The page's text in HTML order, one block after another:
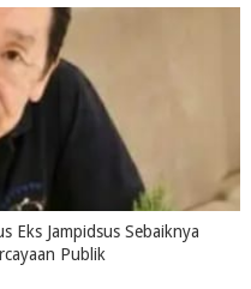
Eks Jampidsus Sebaiknya
Publik